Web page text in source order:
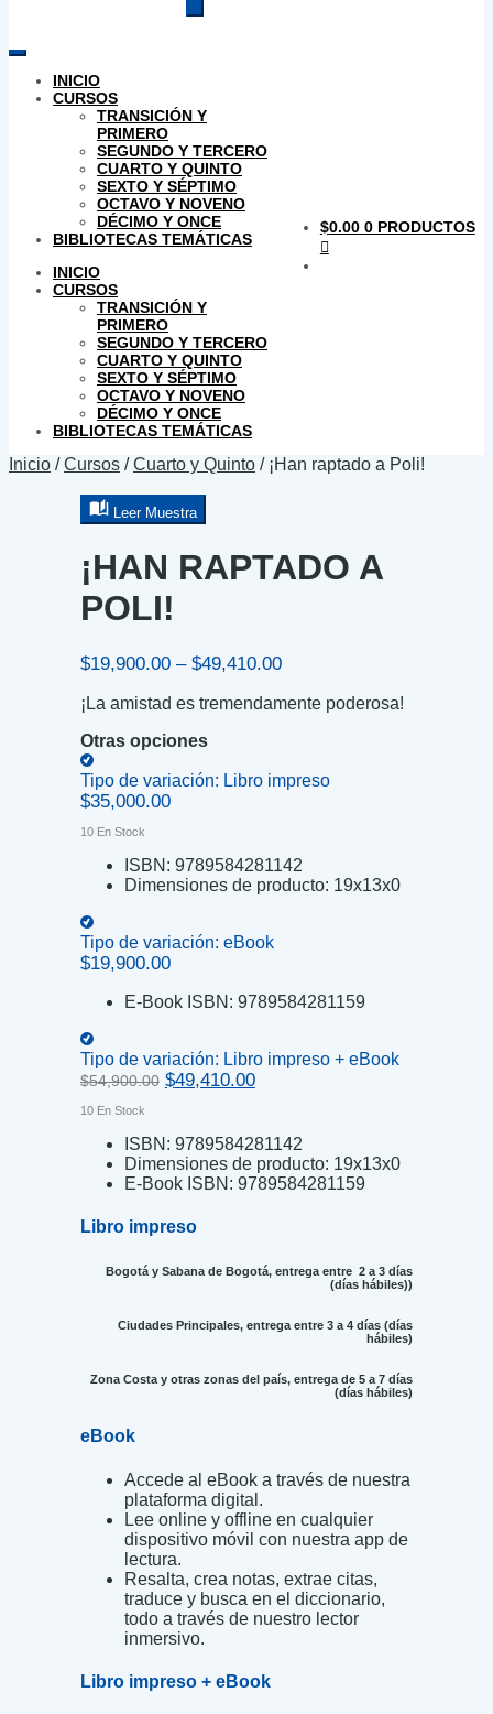
productos
INICIO
CURSOS
TRANSICIÓN Y
PRIMERO
SEGUNDO Y TERCERO
CUARTO Y QUINTO
SEXTO Y SÉPTIMO
OCTAVO Y NOVENO
DÉCIMO Y ONCE
BIBLIOTECAS TEMÁTICAS
INICIO
CURSOS
TRANSICIÓN Y
PRIMERO
SEGUNDO Y TERCERO
CUARTO Y QUINTO
SEXTO Y SÉPTIMO
OCTAVO Y NOVENO
DÉCIMO Y ONCE
BIBLIOTECAS TEMÁTICAS
$0.00 0 PRODUCTOS
Inicio /Cursos /Cuarto y Quinto / ¡Han raptado a Poli!
Leer Muestra
¡HAN RAPTADO A
POLI!
$19,900.00 – $49,410.00Price
$19,900.00
¡La amistad es tremendamente poderosa!
Otras opciones
Tipo de variación: Libro impreso
$35,000.00
10 En Stock
ISBN: 9789584281142
Dimensiones de producto: 19x13x0
Tipo de variación: eBook
$19,900.00
E-Book ISBN: 9789584281159
Tipo de variación: Libro impreso + eBook
$54,900.00 Original
$54,900.00.
$49,410.00Current
$49,410.00.
10 En Stock
ISBN: 9789584281142
Dimensiones de producto: 19x13x0
E-Book ISBN: 9789584281159
Libro impreso
Bogotá y Sabana de Bogotá, entrega entre 2 a 3 días
(días hábiles))
Ciudades Principales, entrega entre 3 a 4 días (días
hábiles)
Zona Costa y otras zonas del país, entrega de 5 a 7 días
(días hábiles)
eBook
Accede al eBook a través de nuestra
plataforma digital.
Lee online y offline en cualquier
dispositivo móvil con nuestra app de
lectura.
Resalta, crea notas, extrae citas,
traduce y busca en el diccionario,
todo a través de nuestro lector
inmersivo.
Libro impreso + eBook